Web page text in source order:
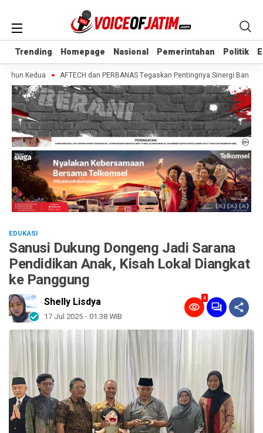
Trending Homepage Nasional Pemerintahan Politik
Trending Homepage Nasional Pemerintahan Politik
Kedua AFTECH dan PERBANAS Tegaskan Pentingnya Sinergi Bank-
EDUKASI
Sanusi Dukung Dongeng Jadi Sarana
Pendidikan Anak, Kisah Lokal Diangkat
ke Panggung
Shelly Lisdya
17 Jul 2025 - 01:38 WIB
4